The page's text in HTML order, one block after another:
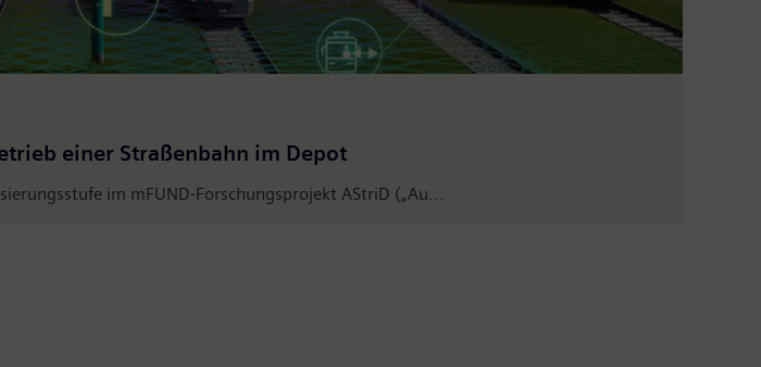
einer Straßenbahn im Depot
im mFUND-Forschungsprojekt AStriD („Au...